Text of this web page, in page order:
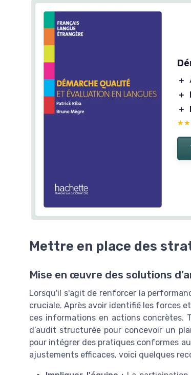
＋
＋
＋
Mettre en place des
Mise en œuvre des solutions
Lorsqu'il s'agit de renforcer la
cruciale. Après avoir identifié les forces
ces informations en actions concrètes.
d’audit structurée pour concevoir un
pour intégrer des pratiques conformes
ajustements efficaces, voici quelques